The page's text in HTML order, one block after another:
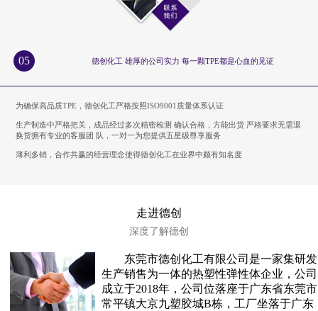
05 德创化工 雄厚的公司实力 每一颗TPE都是心血的见证
为确保高品质TPE，德创化工严格按照ISO9001质量体系认证
生产制造中严格把关，成品经过多次精密检测 确认合格，方能出货 严格要求无需退
换货拥有专业的客服团 队，一对一为您提供五星级尊享服务
薄利多销，合作共赢的经营理念使得德创化工在业界中颇有知名度
走进德创
深度了解德创
东莞市德创化工有限公司是一家集研发
生产销售为一体的热塑性弹性体企业，公司
成立于2018年，公司位落座于广东省东莞市
常平镇大京九塑胶城B栋，工厂坐落于广东